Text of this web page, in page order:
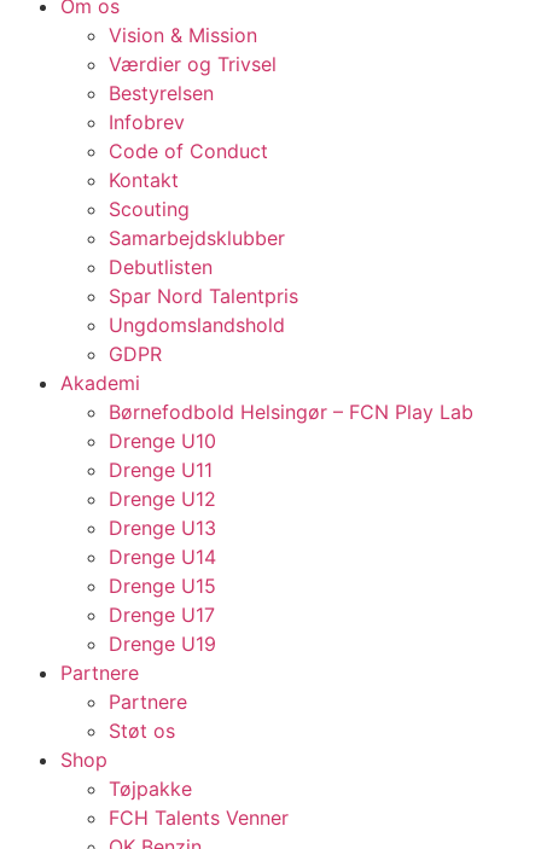
Om os
Vision & Mission
Værdier og Trivsel
Bestyrelsen
Infobrev
Code of Conduct
Kontakt
Scouting
Samarbejdsklubber
Debutlisten
Spar Nord Talentpris
Ungdomslandshold
GDPR
Akademi
Børnefodbold Helsingør – FCN Play Lab
Drenge U10
Drenge U11
Drenge U12
Drenge U13
Drenge U14
Drenge U15
Drenge U17
Drenge U19
Partnere
Partnere
Støt os
Shop
Tøjpakke
FCH Talents Venner